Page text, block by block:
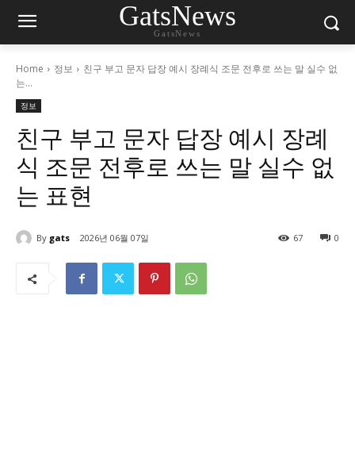
GatsNews
GatsNews
Home 정보
친구 부고 문자 답장 예시 장례식 조문 전후로 쓰는 말 실수 없
는...
정보
친구 부고 문자 답장 예시 장례
식 조문 전후로 쓰는 말 실수 없
는 표현
By gats 2026년 06월 07일 0
67